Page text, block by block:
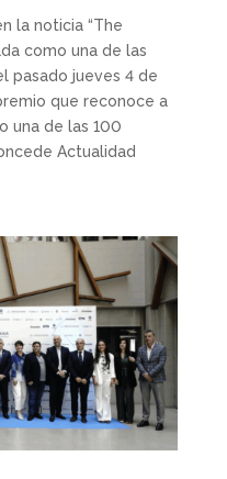
la noticia “The
como una de las
pasado jueves 4 de
que reconoce a
una de las 100
Actualidad